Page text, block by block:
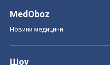
MedOboz
Новини медицини
Шоу